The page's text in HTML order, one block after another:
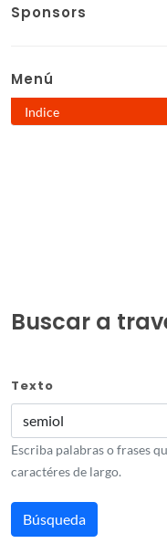
Sponsors
Menú
Indice
Buscar a
Texto
Escriba palabras o frases
caractéres de largo.